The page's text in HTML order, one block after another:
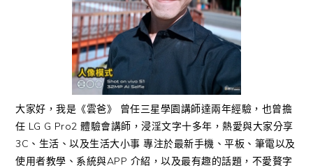
大家好，我是《雲爸》 曾任三星學園講師達兩年經驗，也曾擔
任 LG G Pro2 體驗會講師，浸淫文字十多年，熱愛與大家分享
3C、生活、以及生活大小事 專注於最新手機、平板、筆電以及
使用者教學、系統與APP 介紹，以及最有趣的話題，不愛贅字